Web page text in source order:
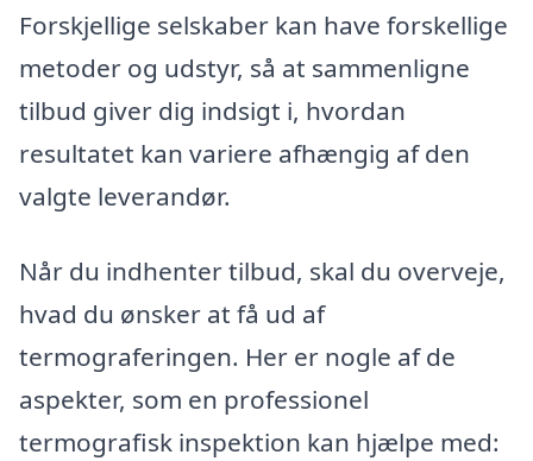
Forskjellige selskaber kan have forskellige
metoder og udstyr, så at sammenligne
tilbud giver dig indsigt i, hvordan
resultatet kan variere afhængig af den
valgte leverandør.
Når du indhenter tilbud, skal du overveje,
hvad du ønsker at få ud af
termograferingen. Her er nogle af de
aspekter, som en professionel
termografisk inspektion kan hjælpe med: